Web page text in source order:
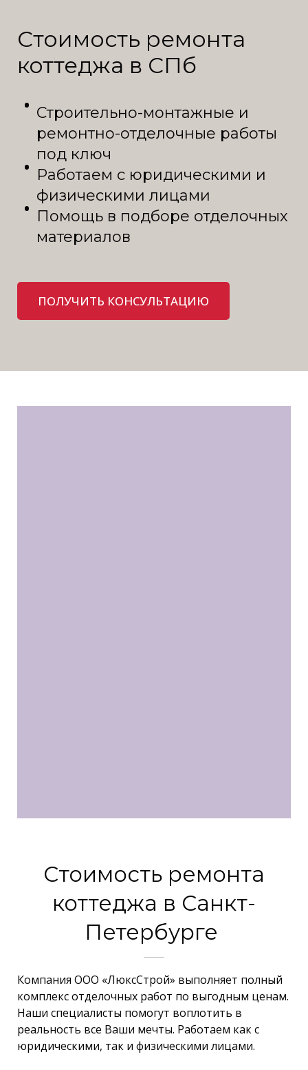
Стоимость ремонта
коттеджа в СПб
Строительно-монтажные и
ремонтно-отделочные работы
под ключ
Работаем с юридическими и
физическими лицами
Помощь в подборе отделочных
материалов
ПОЛУЧИТЬ КОНСУЛЬТАЦИЮ
Стоимость ремонта
коттеджа в Санкт-
Петербурге
Компания ООО «ЛюксСтрой» выполняет полный
комплекс отделочных работ по выгодным ценам.
Наши специалисты помогут воплотить в
реальность все Ваши мечты. Работаем как с
юридическими, так и физическими лицами.